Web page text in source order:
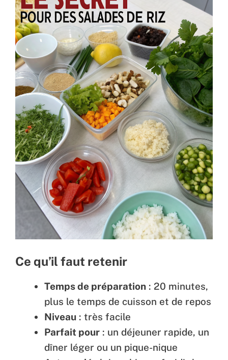
Ce qu’il faut retenir
Temps de préparation : 20 minutes,
plus le temps de cuisson et de repos
Niveau : très facile
Parfait pour : un déjeuner rapide, un
dîner léger ou un pique-nique